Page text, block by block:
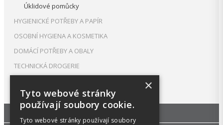
Úklidové pomůcky
HYGIENICKÉ POTŘEBY A PAPÍR
OSOBNÍ HYGIENA A KOSMETIKA
DOMÁCÍ POTŘEBY A OBALY
TECHNICKÁ DROGERIE
PRANÍ, PÉČE O TEXTIL A OBUV
KANCELÁŘSKÝ NÁBYTEK
×
Tyto webové stránky
používají soubory cookie.
Tyto webové stránky používají soubory